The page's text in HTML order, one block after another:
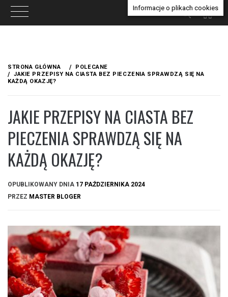
treści
STRONA GŁÓWNA
POLECANE
JAKIE PRZEPISY NA CIASTA BEZ PIECZENIA SPRAWDZĄ SIĘ NA
KAŻDĄ OKAZJĘ?
JAKIE PRZEPISY NA CIASTA BEZ
PIECZENIA SPRAWDZĄ SIĘ NA
KAŻDĄ OKAZJĘ?
OPUBLIKOWANY DNIA 17 PAŹDZIERNIKA 2024
PRZEZ MASTER BLOGER
Informacje o plikach cookies